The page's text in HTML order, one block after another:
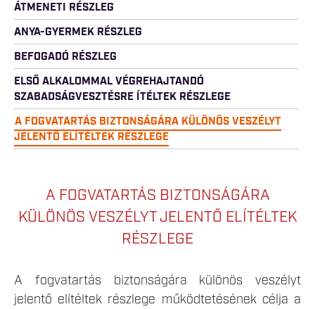
ÁTMENETI RÉSZLEG
ANYA-GYERMEK RÉSZLEG
BEFOGADÓ RÉSZLEG
ELSŐ ALKALOMMAL VÉGREHAJTANDÓ
SZABADSÁGVESZTÉSRE ÍTÉLTEK RÉSZLEGE
A FOGVATARTÁS BIZTONSÁGÁRA KÜLÖNÖS VESZÉLYT
JELENTŐ ELÍTÉLTEK RÉSZLEGE
A FOGVATARTÁS BIZTONSÁGÁRA
KÜLÖNÖS VESZÉLYT JELENTŐ ELÍTÉLTEK
RÉSZLEGE
A fogvatartás biztonságára különös veszélyt
jelentő elítéltek részlege működtetésének célja a